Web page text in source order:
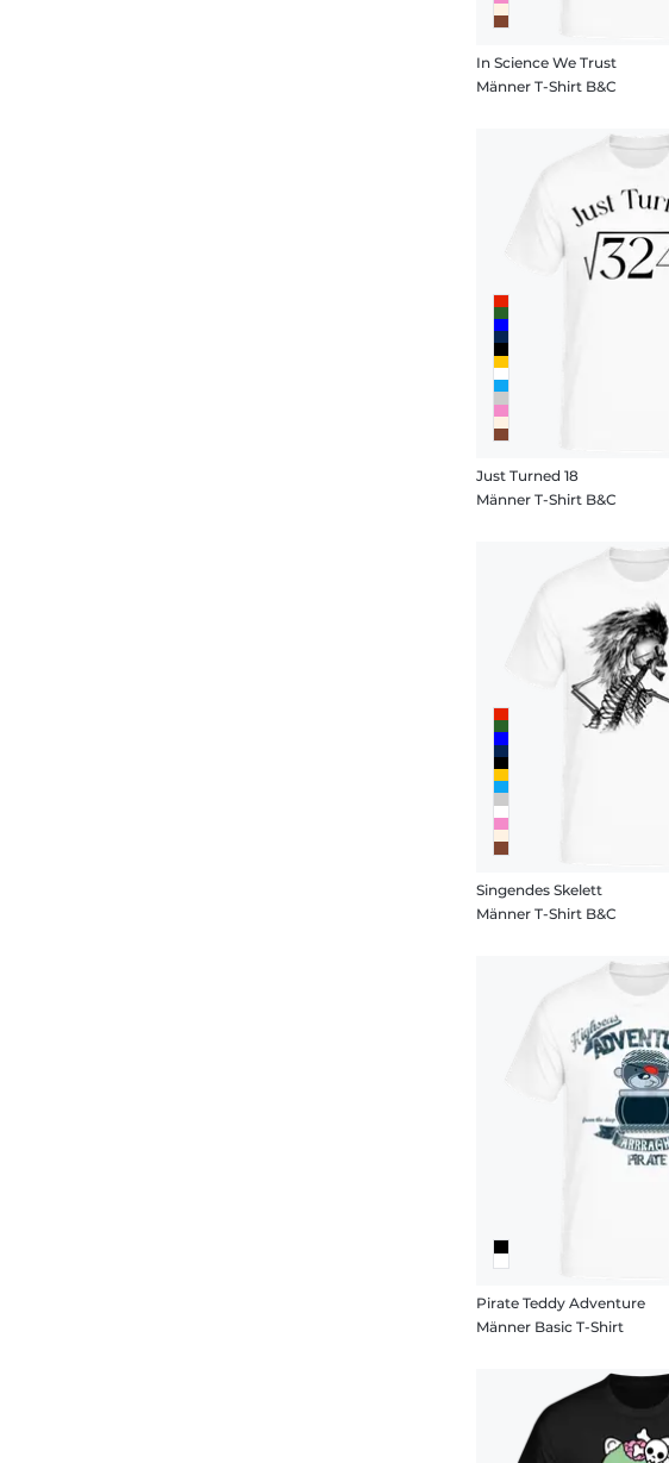
In Science We Trust
Männer T-Shirt B&C
Just Turned 18
Männer T-Shirt B&C
Singendes Skelett
Männer T-Shirt B&C
Pirate Teddy Adventure
Männer Basic T-Shirt